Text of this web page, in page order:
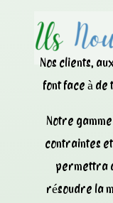
Nos clients,
font face à de
Notre
contraintes
permettra
résoudre la